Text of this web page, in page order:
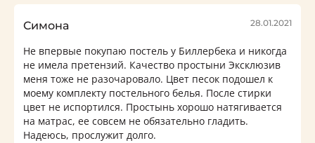
Симона 28.01.2021
Не впервые покупаю постель у Биллербека и никогда
не имела претензий. Качество простыни Эксклюзив
меня тоже не разочаровало. Цвет песок подошел к
моему комплекту постельного белья. После стирки
цвет не испортился. Простынь хорошо натягивается
на матрас, ее совсем не обязательно гладить.
Надеюсь, прослужит долго.